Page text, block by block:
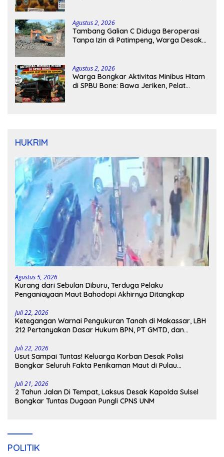
Agustus 2, 2026
Tambang Galian C Diduga Beroperasi
Tanpa Izin di Patimpeng, Warga Desak
Agustus 2, 2026
Warga Bongkar Aktivitas Minibus Hitam
di SPBU Bone: Bawa Jeriken, Pelat
HUKRIM
Agustus 5, 2026
Kurang dari Sebulan Diburu, Terduga Pelaku
Penganiayaan Maut Bahodopi Akhirnya Ditangkap
Juli 22, 2026
Ketegangan Warnai Pengukuran Tanah di Makassar, LBH
212 Pertanyakan Dasar Hukum BPN, PT GMTD, dan
Juli 22, 2026
Usut Sampai Tuntas! Keluarga Korban Desak Polisi
Bongkar Seluruh Fakta Penikaman Maut di Pulau
Juli 21, 2026
2 Tahun Jalan Di Tempat, Laksus Desak Kapolda Sulsel
Bongkar Tuntas Dugaan Pungli CPNS UNM
POLITIK